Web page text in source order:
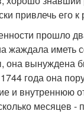
привлечь его к
прошло
жаждала иметь
вынуждена
года она
и внутреннюю
месяцев -